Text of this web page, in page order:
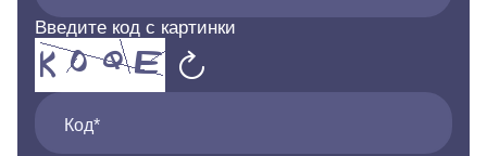
Введите код с картинки
Код*